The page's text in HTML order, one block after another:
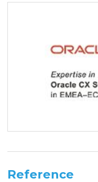
Reference